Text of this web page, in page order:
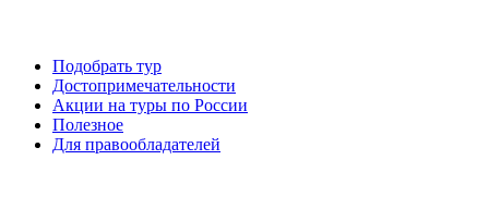
Подобрать тур
Достопримечательности
Акции на туры по России
Полезное
Для правообладателей